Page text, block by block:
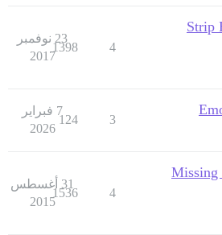
Strip
4
1398
23 نوفمبر
2017
3
124
7 فبراير
2026
Missing
4
1536
31 أغسطس
2015